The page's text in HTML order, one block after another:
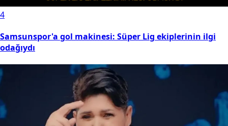
4
Samsunspor'a gol makinesi: Süper Lig ekiplerinin ilgi
odağıydı